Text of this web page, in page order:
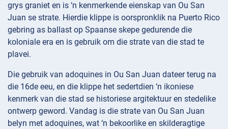
grys graniet en is ‘n kenmerkende eienskap van Ou San
Juan se strate. Hierdie klippe is oorspronklik na Puerto Rico
gebring as ballast op Spaanse skepe gedurende die
koloniale era en is gebruik om die strate van die stad te
plavei.
Die gebruik van adoquines in Ou San Juan dateer terug na
die 16de eeu, en die klippe het sedertdien ‘n ikoniese
kenmerk van die stad se historiese argitektuur en stedelike
ontwerp geword. Vandag is die strate van Ou San Juan
belyn met adoquines, wat ‘n bekoorlike en skilderagtige